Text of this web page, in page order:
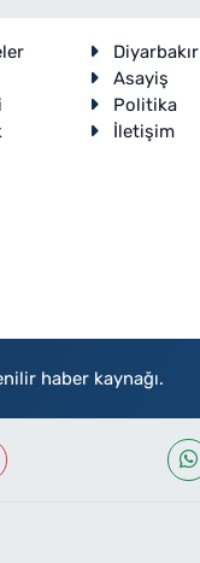
Diyarbakır
Asayiş
Politika
İletişim
haber kaynağı.